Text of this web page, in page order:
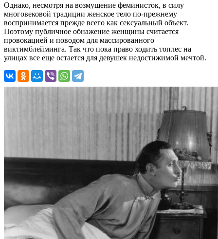
Однако, несмотря на возмущение феминисток, в силу
многовековой традиции женское тело по-прежнему
воспринимается прежде всего как сексуальный объект.
Поэтому публичное обнажение женщины считается
провокацией и поводом для массированного
виктимблейминга. Так что пока право ходить топлес на
улицах все еще остается для девушек недостижимой мечтой.